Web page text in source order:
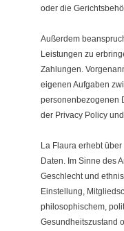
oder die
Außerdem
Leistungen zu
Zahlungen.
eigenen Aufgaben
personenbezogenen
der Privacy Policy
La Flaura erhebt
Daten. Im Sinne des
Geschlecht und
Einstellung,
philosophischem,
Gesundheitszustand